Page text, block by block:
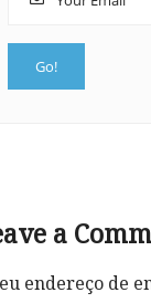
a
endereço de